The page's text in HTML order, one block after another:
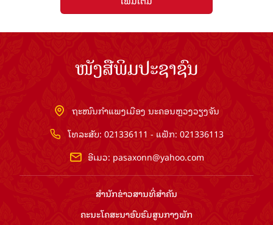
ໜັງສືພິມປະຊາຊົນ
ຖະໜົນກຳແພງເມືອງ ນະຄອນຫຼວງວຽງຈັນ
ໂທລະສັບ: 021336111 - ແຟັກ: 021336113
ອີເມວ: pasaxonn@yahoo.com
ສຳ​ນັກ​ຂ່າວ​ສານ​ທີ່​ສຳ​ຄັນ​
ຄະນະໂຄສະນາອົບຮົມ​ສູນ​ກາງ​ພັກ